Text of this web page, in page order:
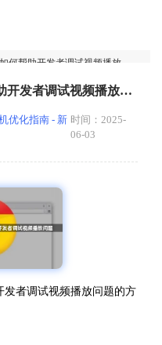
帮助开发者调试视频播放问题
Google Chrome浏览器如何帮助开发者调试视频播放问题
优化指南 - 新 时间：2025-
06-03
发者调试视频播放问题的方